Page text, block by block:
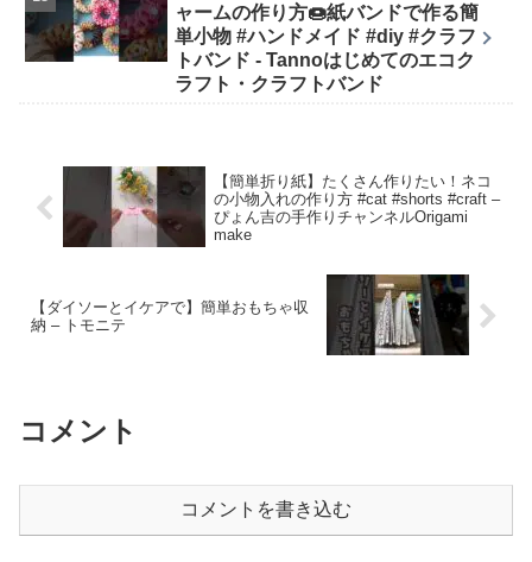
ャームの作り方🍩紙バンドで作る簡
単小物 #ハンドメイド #diy #クラフ
トバンド - Tannoはじめてのエコク
ラフト・クラフトバンド
【簡単折り紙】たくさん作りたい！ネコ
の小物入れの作り方 #cat #shorts #craft –
ぴょん吉の手作りチャンネルOrigami
make
【ダイソーとイケアで】簡単おもちゃ収
納 – トモニテ
コメント
コメントを書き込む